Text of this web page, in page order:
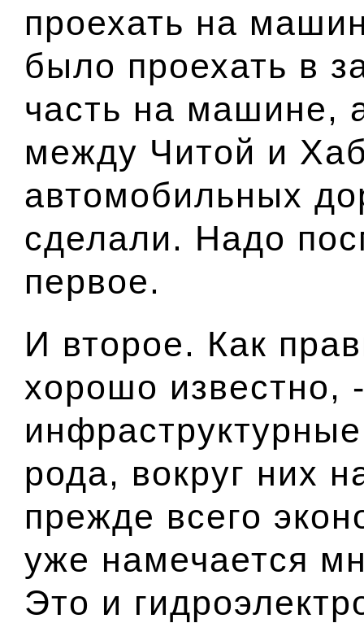
проехать на
было проехать в
часть на машине,
между Читой и
автомобильных
сделали. Надо
первое.
И второе. Как
хорошо известно,
рода, вокруг них
прежде всего
уже намечается
Это и